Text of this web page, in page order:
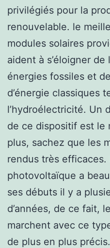
privilégiés pour la
renouvelable. le
modules solaires
aident à s’éloigner de
énergies fossiles et
d’énergie classiques
l’hydroélectricité. Un
de ce dispositif est le
plus, sachez que les
rendus très efficaces.
photovoltaïque a
ses débuts il y a
d’années, de ce fait,
marchent avec ce
de plus en plus